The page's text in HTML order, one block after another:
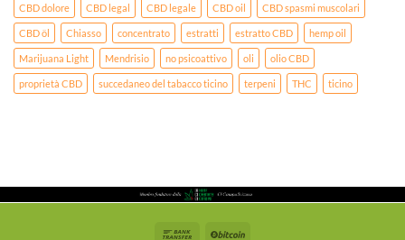
CBD dolore CBD legal CBD legale CBD oil CBD spasmi muscolari
CBD öl Chiasso concentrato estratti estratto CBD hemp oil
Marijuana Light Mendrisio no psicoattivo oli olio CBD
proprietà CBD succedaneo del tabacco ticino terpeni THC ticino
Bank